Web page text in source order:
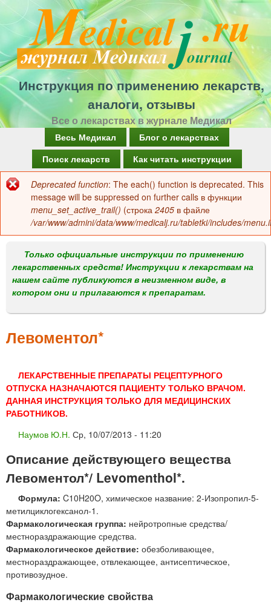
Перейти
к
основному
содержанию
Инструкция по применению лекарств,
аналоги, отзывы
Все о лекарствах в журнале Медикал
а
в
о
м
е
н
Весь Медикал
Блог о лекарствах
Поиск лекарств
Как читать инструкции
Сообщение
об
ошибке
Deprecated function: The each() function is deprecated. This
message will be suppressed on further calls в функции
menu_set_active_trail() (строка 2405 в файле
/var/www/admini/data/www/medicalj.ru/tabletki/includes/
Только официальные инструкции по применению
лекарственных средств! Инструкции к лекарствам на
нашем сайте публикуются в неизменном виде, в
котором они и прилагаются к препаратам.
Левоментол*
ЛЕКАРСТВЕННЫЕ ПРЕПАРАТЫ РЕЦЕПТУРНОГО
ОТПУСКА НАЗНАЧАЮТСЯ ПАЦИЕНТУ ТОЛЬКО ВРАЧОМ.
ДАННАЯ ИНСТРУКЦИЯ ТОЛЬКО ДЛЯ МЕДИЦИНСКИХ
РАБОТНИКОВ.
Наумов Ю.Н. Ср, 10/07/2013 - 11:20
Описание действующего вещества
Левоментол*/ Levomenthol*.
Формула: C10H20O, химическое название: 2-Изопропил-5-
метилциклогексанол-1.
Фармакологическая группа: нейротропные средства/
местнораздражающие средства.
Фармакологическое действие: обезболивающее,
местнораздражающее, отвлекающее, антисептическое,
противозудное.
Фармакологические свойства